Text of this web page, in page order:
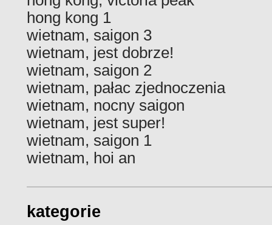
hong kong 1
wietnam, saigon 3
wietnam, jest dobrze!
wietnam, saigon 2
wietnam, pałac zjednoczenia
wietnam, nocny saigon
wietnam, jest super!
wietnam, saigon 1
wietnam, hoi an
kategorie